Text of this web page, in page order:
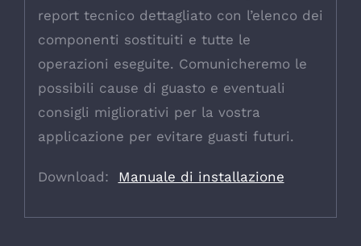
report tecnico dettagliato con l’elenco dei
componenti sostituiti e tutte le
operazioni eseguite. Comunicheremo le
possibili cause di guasto e eventuali
consigli migliorativi per la vostra
applicazione per evitare guasti futuri.
Download: Manuale di installazione